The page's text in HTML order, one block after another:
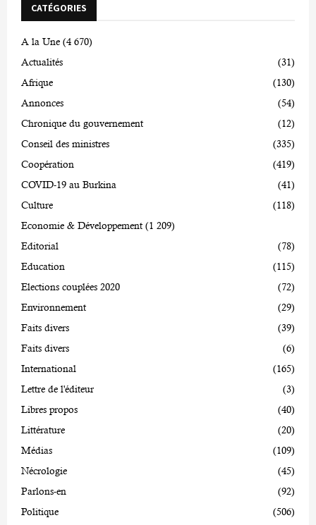
CATÉGORIES
A la Une (4 670)
Actualités
(31)
Afrique
(130)
Annonces
(54)
Chronique du gouvernement
(12)
Conseil des ministres
(335)
Coopération
(419)
COVID-19 au Burkina
(41)
Culture
(118)
Economie & Développement (1 209)
Editorial
(78)
Education
(115)
Elections couplées 2020
(72)
Environnement
(29)
Faits divers
(39)
Faits divers
(6)
International
(165)
Lettre de l'éditeur
(3)
Libres propos
(40)
Littérature
(20)
Médias
(109)
Nécrologie
(45)
Parlons-en
(92)
Politique
(506)